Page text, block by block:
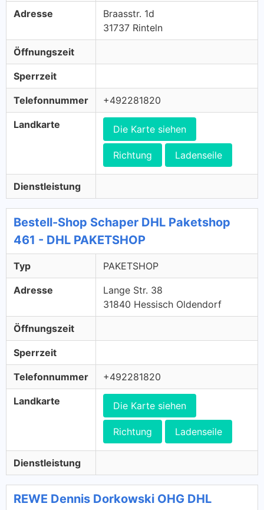
Adresse
Braasstr. 1d
31737 Rinteln
Öffnungszeit
Sperrzeit
Telefonnummer +492281820
Landkarte Die Karte siehen
Richtung Ladenseile
Dienstleistung
Bestell-Shop Schaper DHL Paketshop
461 - DHL PAKETSHOP
Typ PAKETSHOP
Adresse
Lange Str. 38
31840 Hessisch Oldendorf
Öffnungszeit
Sperrzeit
Telefonnummer +492281820
Landkarte Die Karte siehen
Richtung Ladenseile
Dienstleistung
REWE Dennis Dorkowski OHG DHL